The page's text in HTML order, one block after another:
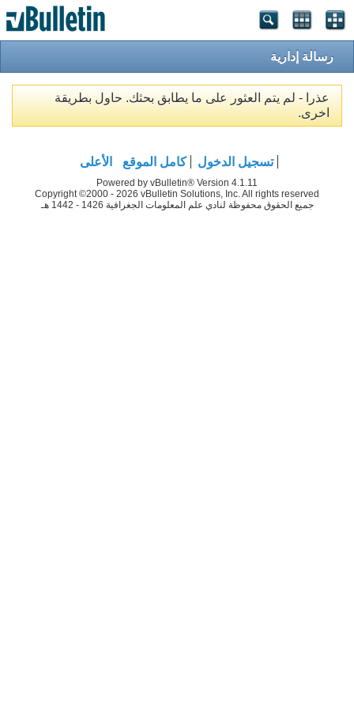
رسالة إدارية
عذرا - لم يتم العثور على ما يطابق بحثك. حاول بطريقة
اخرى.
تسجيل الدخول كامل الموقع الأعلى
Powered by vBulletin® Version 4.1.11
Copyright ©2000 - 2026 vBulletin Solutions, Inc. All rights reserved
جميع الحقوق محفوظة لنادي علم المعلومات الجغرافية 1426 - 1442 هـ